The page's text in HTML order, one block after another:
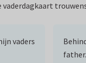
vaders
father.